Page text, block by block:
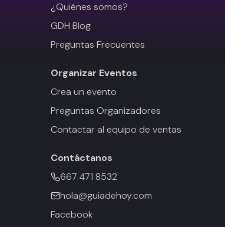
¿Quiénes somos?
GDH Blog
Preguntas Frecuentes
Organizar Eventos
Crea un evento
Preguntas Organizadores
Contactar al equipo de ventas
Contáctanos
667 471 8532
hola@guiadehoy.com
Facebook